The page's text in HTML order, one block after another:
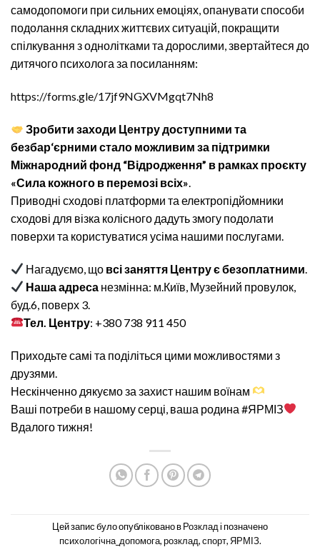
самодопомоги при сильних емоціях, опанувати способи
подолання складних життєвих ситуацій, покращити
спілкування з однолітками та дорослими, звертайтеся до
дитячого психолога за посиланням:
https://forms.gle/17jf9NGXVMgqt7Nh8
Зробити заходи Центру доступними та
безбар‘єрними стало можливим за підтримки
Міжнародний фонд “Відродження” в рамках проєкту
«Сила кожного в перемозі всіх».
Приводні сходові платформи та електропідйомники
сходові для візка колісного дадуть змогу подолати
поверхи та користуватися усіма нашими послугами.
Нагадуємо, що всі заняття Центру є безоплатними
Наша адреса незмінна: м.Київ, Музейний провулок,
буд.6, поверх 3.
Тел. Центру: +380 738 911 450
Приходьте самі та поділіться цими можливостями з
друзями.
Нескінченно дякуємо за захист нашим воїнам
Ваші потреби в нашому серці, ваша родина #ЯРМІЗ
Вдалого тижня!
Цей запис було опубліковано вРозкладі позначено
психологічна_допомога,розклад,спорт, ЯРМІЗ.